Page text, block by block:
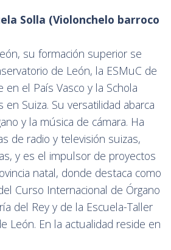
Solla (Violonchelo barroco
su formación superior se
de León, la ESMuC de
en el País Vasco y la Schola
en Suiza. Su versatilidad abarca
y la música de cámara. Ha
de radio y televisión suizas,
y es el impulsor de proyectos
natal, donde destaca como
Curso Internacional de Órgano
del Rey y de la Escuela-Taller
León. En la actualidad reside en